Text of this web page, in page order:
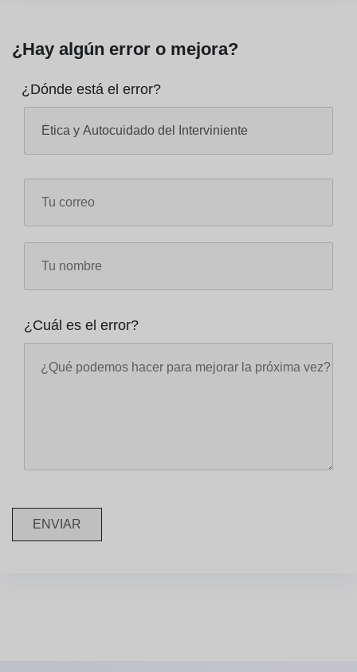
¿Hay algún error o mejora?
¿Dónde está el error?
¿Cuál es el error?
ENVIAR